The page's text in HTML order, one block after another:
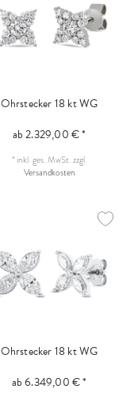
Ohrstecker 18 kt WG
ab 2.329,00 € *
* inkl. ges. MwSt.zzgl.
Versandkosten
Ohrstecker 18 kt WG
ab 6.349,00 € *